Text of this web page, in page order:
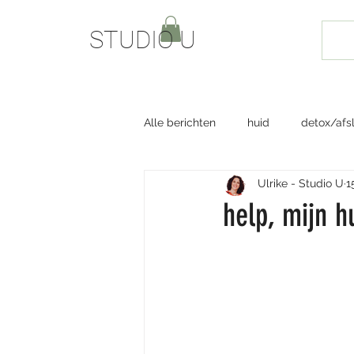
STUDIO U
Alle berichten huid detox/
Booming Bob seventy-one
help, mijn
Ulrike - Studio U